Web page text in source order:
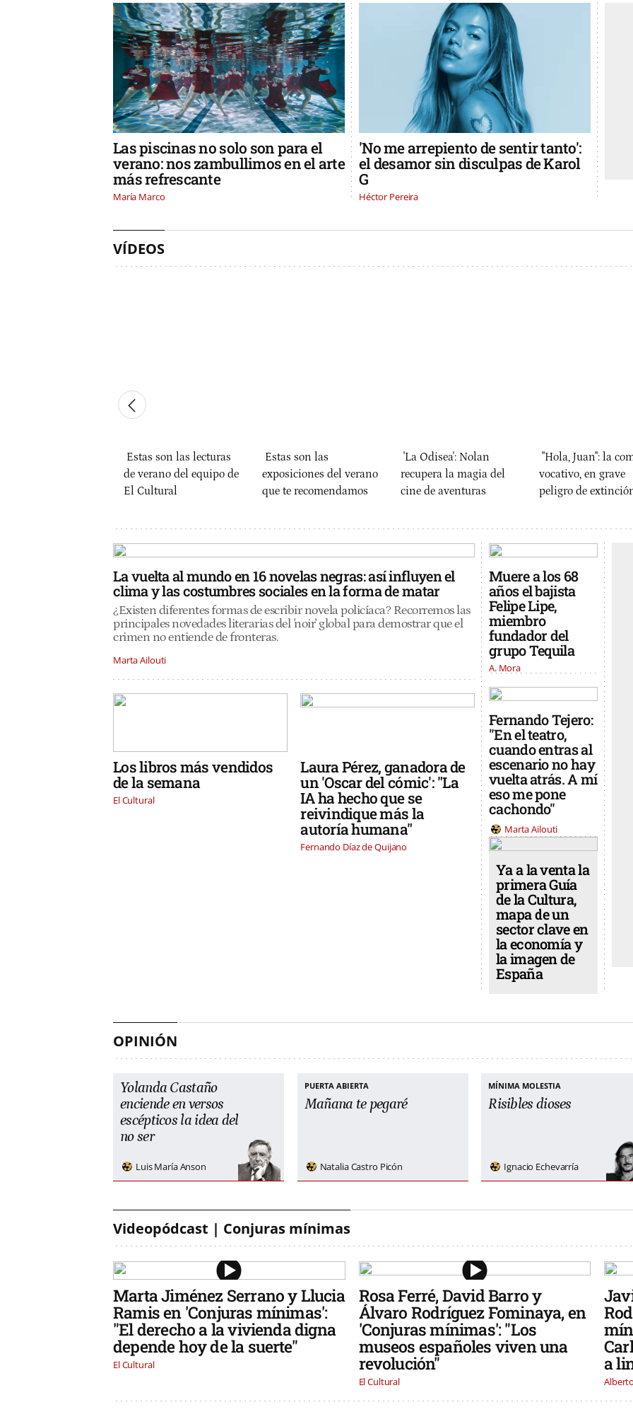
Las piscinas no solo son para el
verano: nos zambullimos en el arte
más refrescante
María Marco
'No me arrepiento de sentir tanto':
el desamor sin disculpas de Karol
G
Héctor Pereira
VÍDEOS
Estas son las lecturas
de verano del equipo de
El Cultural
Estas son las
exposiciones del verano
que te recomendamos
'La Odisea': Nolan
recupera la magia del
cine de aventuras
"Hola, Juan": la
vocativo, en grave
peligro de
La vuelta al mundo en 16 novelas negras: así influyen el
clima y las costumbres sociales en la forma de matar
¿Existen diferentes formas de escribir novela policíaca? Recorremos las
principales novedades literarias del' noir' global para demostrar que el
crimen no entiende de fronteras.
Marta Ailouti
Los libros más vendidos
de la semana
El Cultural
Laura Pérez, ganadora de
un 'Oscar del cómic': "La
IA ha hecho que se
reivindique más la
autoría humana"
Fernando Díaz de Quijano
Muere a los 68
años el bajista
Felipe Lipe,
miembro
fundador del
grupo Tequila
A. Mora
Fernando Tejero:
"En el teatro,
cuando entras al
escenario no hay
vuelta atrás. A mí
eso me pone
cachondo"
Marta Ailouti
Ya a la venta la
primera Guía
de la Cultura,
mapa de un
sector clave en
la economía y
la imagen de
España
OPINIÓN
Yolanda Castaño
enciende en versos
escépticos la idea del
no ser
Luis María Anson
PUERTA ABIERTA
Mañana te pegaré
Natalia Castro Picón
MÍNIMA MOLESTIA
Risibles dioses
Ignacio Echevarría
Videopódcast | Conjuras mínimas
Marta Jiménez Serrano y Llucia
Ramis en 'Conjuras mínimas':
"El derecho a la vivienda digna
depende hoy de la suerte"
El Cultural
Rosa Ferré, David Barro y
Álvaro Rodríguez Fominaya, en
'Conjuras mínimas': "Los
museos españoles viven una
revolución"
El Cultural
a